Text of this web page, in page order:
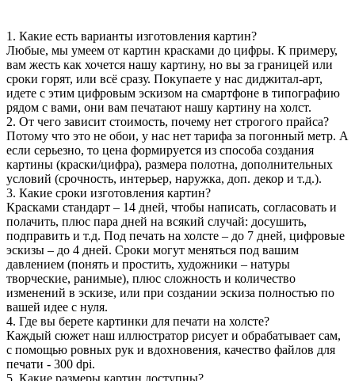
1. Какие есть варианты изготовления картин?
Любые, мы умеем от картин красками до цифры. К примеру,
вам жесть как хочется нашу картину, но вы за границей или
сроки горят, или всё сразу. Покупаете у нас диджитал-арт,
идете с этим цифровым эскизом на смартфоне в типографию
рядом с вами, они вам печатают нашу картину на холст.
2. От чего зависит стоимость, почему нет строгого прайса?
Потому что это не обои, у нас нет тарифа за погонный метр. А
если серьезно, то цена формируется из способа создания
картины (краски/цифра), размера полотна, дополнительных
условий (срочность, интерьер, наружка, доп. декор и т.д.).
3. Какие сроки изготовления картин?
Красками стандарт – 14 дней, чтобы написать, согласовать и
полачить, плюс пара дней на всякий случай: досушить,
подправить и т.д. Под печать на холсте – до 7 дней, цифровые
эскизы – до 4 дней. Сроки могут меняться под вашим
давлением (понять и простить, художники – натуры
творческие, ранимые), плюс сложность и количество
изменений в эскизе, или при создании эскиза полностью по
вашей идее с нуля.
4. Где вы берете картинки для печати на холсте?
Каждый сюжет наш иллюстратор рисует и обрабатывает сам,
с помощью ровных рук и вдохновения, качество файлов для
печати - 300 dpi.